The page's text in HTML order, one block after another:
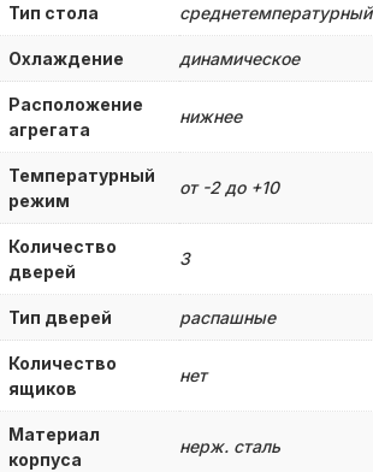
Тип стола среднетемпературный
Охлаждение динамическое
Расположение
агрегата
нижнее
Температурный
режим
от -2 до +10
Количество
дверей
3
Тип дверей распашные
Количество
ящиков
нет
Материал
корпуса
нерж. сталь